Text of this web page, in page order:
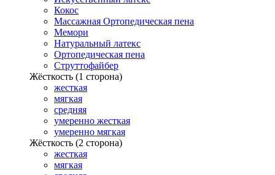
Кокос
Массажная Ортопедическая пена
Мемори
Натуральный латекс
Ортопедическая пена
Струттофайбер
Жёсткость (1 сторона)
жесткая
мягкая
средняя
умеренно жесткая
умеренно мягкая
Жёсткость (2 сторона)
жесткая
мягкая